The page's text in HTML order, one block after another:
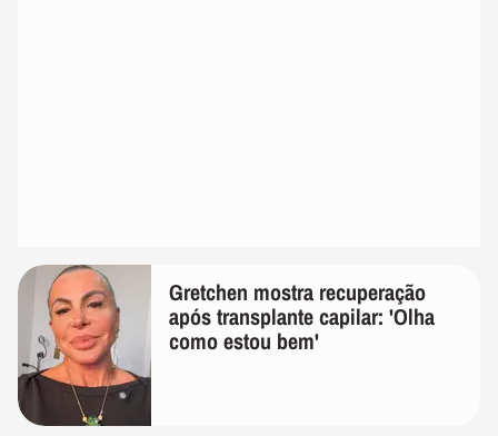
Gretchen mostra recuperação
após transplante capilar: 'Olha
como estou bem'